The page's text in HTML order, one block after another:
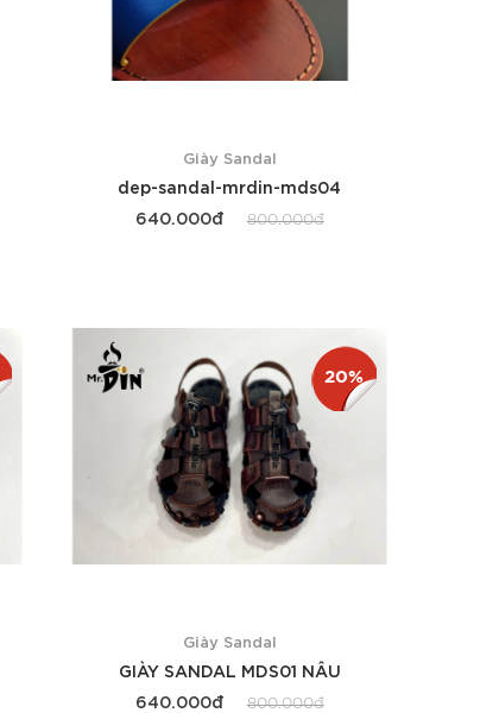
Giày Sandal
dep-sandal-mrdin-mds04
640.000đ
800.000đ
20%
Giày Sandal
GIÀY SANDAL MDS01 NÂU
640.000đ
800.000đ